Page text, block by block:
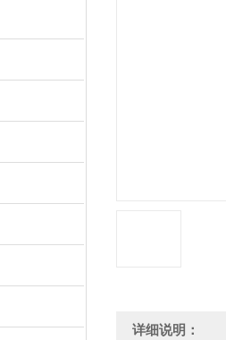
详细说明：